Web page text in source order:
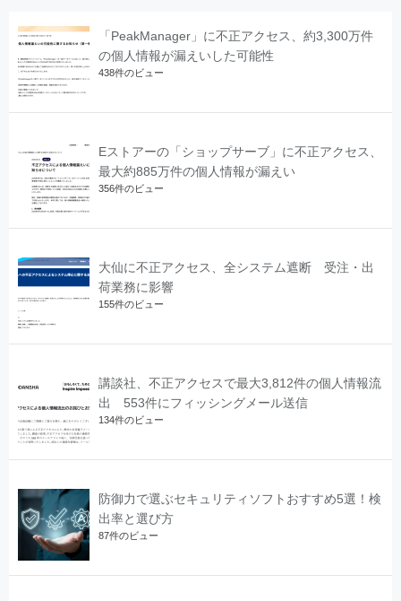
「PeakManager」に不正アクセス、約3,300万件
の個人情報が漏えいした可能性
438件のビュー
Eストアーの「ショップサーブ」に不正アクセス、
最大約885万件の個人情報が漏えい
356件のビュー
大仙に不正アクセス、全システム遮断 受注・出
荷業務に影響
155件のビュー
講談社、不正アクセスで最大3,812件の個人情報流
出 553件にフィッシングメール送信
134件のビュー
防御力で選ぶセキュリティソフトおすすめ5選！検
出率と選び方
87件のビュー